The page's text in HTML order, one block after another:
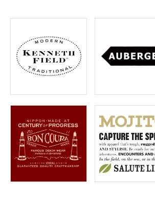
ご利用ガイド
プライバシーポリシー
特定商取引法について
お問い合わせ
OFFICIAL WEB SITE
ACCOUNT MENU
ようこそ ゲスト 様
meeting_room ログイン 会員登録